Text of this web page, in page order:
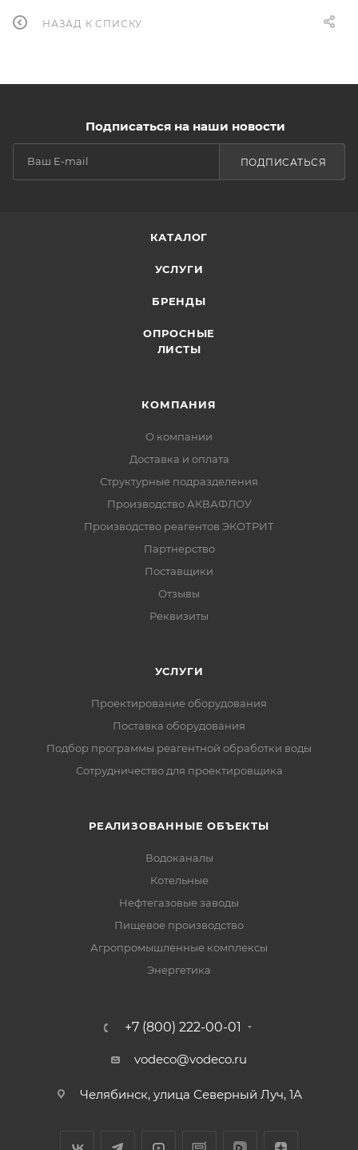
НАЗАД К СПИСКУ
Подписаться на наши новости
ПОДПИСАТЬСЯ
КАТАЛОГ
УСЛУГИ
БРЕНДЫ
ОПРОСНЫЕ
ЛИСТЫ
КОМПАНИЯ
О компании
Доставка и оплата
Структурные подразделения
Производство АКВАФЛОУ
Производство реагентов ЭКОТРИТ
Партнерство
Поставщики
Отзывы
Реквизиты
УСЛУГИ
Проектирование оборудования
Поставка оборудования
Подбор программы реагентной обработки воды
Сотрудничество для проектировщика
РЕАЛИЗОВАННЫЕ ОБЪЕКТЫ
Водоканалы
Котельные
Нефтегазовые заводы
Пищевое производство
Агропромышленные комплексы
Энергетика
+7 (800) 222-00-01
vodeco@vodeco.ru
Челябинск, улица Северный Луч, 1А